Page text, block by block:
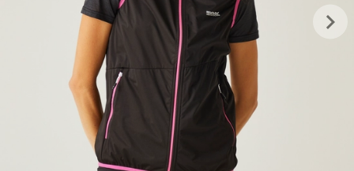
keyboard_arrow_right